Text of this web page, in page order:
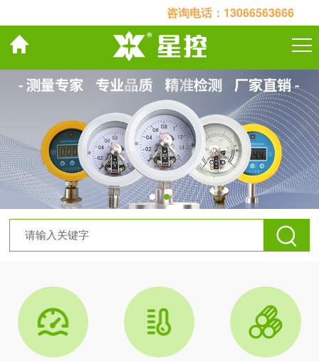
咨询电话： 13066563666
关于我们 产品中心 案例展示 联系我们